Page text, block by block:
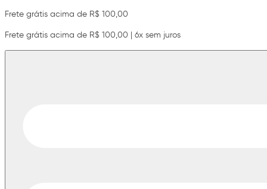
Frete grátis acima de R$ 100,00
Frete grátis acima de R$ 100,00 | 6x sem juros